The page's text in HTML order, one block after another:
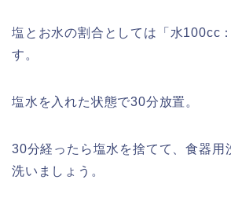
塩とお水の割合としては「水100cc
す。
塩水を入れた状態で30分放置。
30分経ったら塩水を捨てて、食器用
洗いましょう。